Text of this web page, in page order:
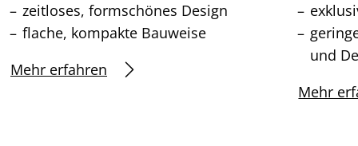
zeitloses, formschönes Design
flache, kompakte Bauweise
Mehr erfahren
und
Mehr